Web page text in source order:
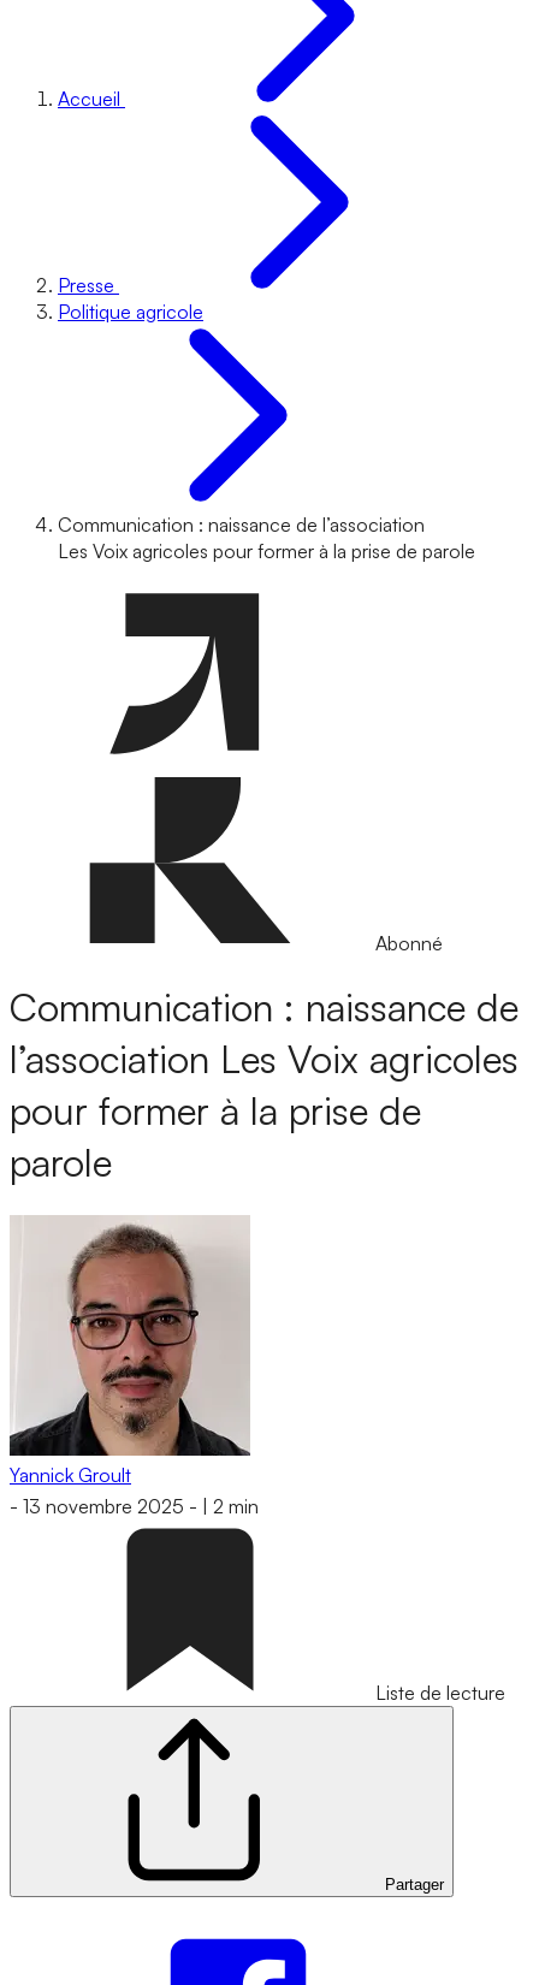
Accueil
Presse
Politique agricole
Communication : naissance de l’association
Les Voix agricoles pour former à la prise de parole
Abonné
Communication : naissance de
l’association Les Voix agricoles
pour former à la prise de
parole
Yannick Groult
- 13 novembre 2025 - 2 min
Liste de lecture
Partager